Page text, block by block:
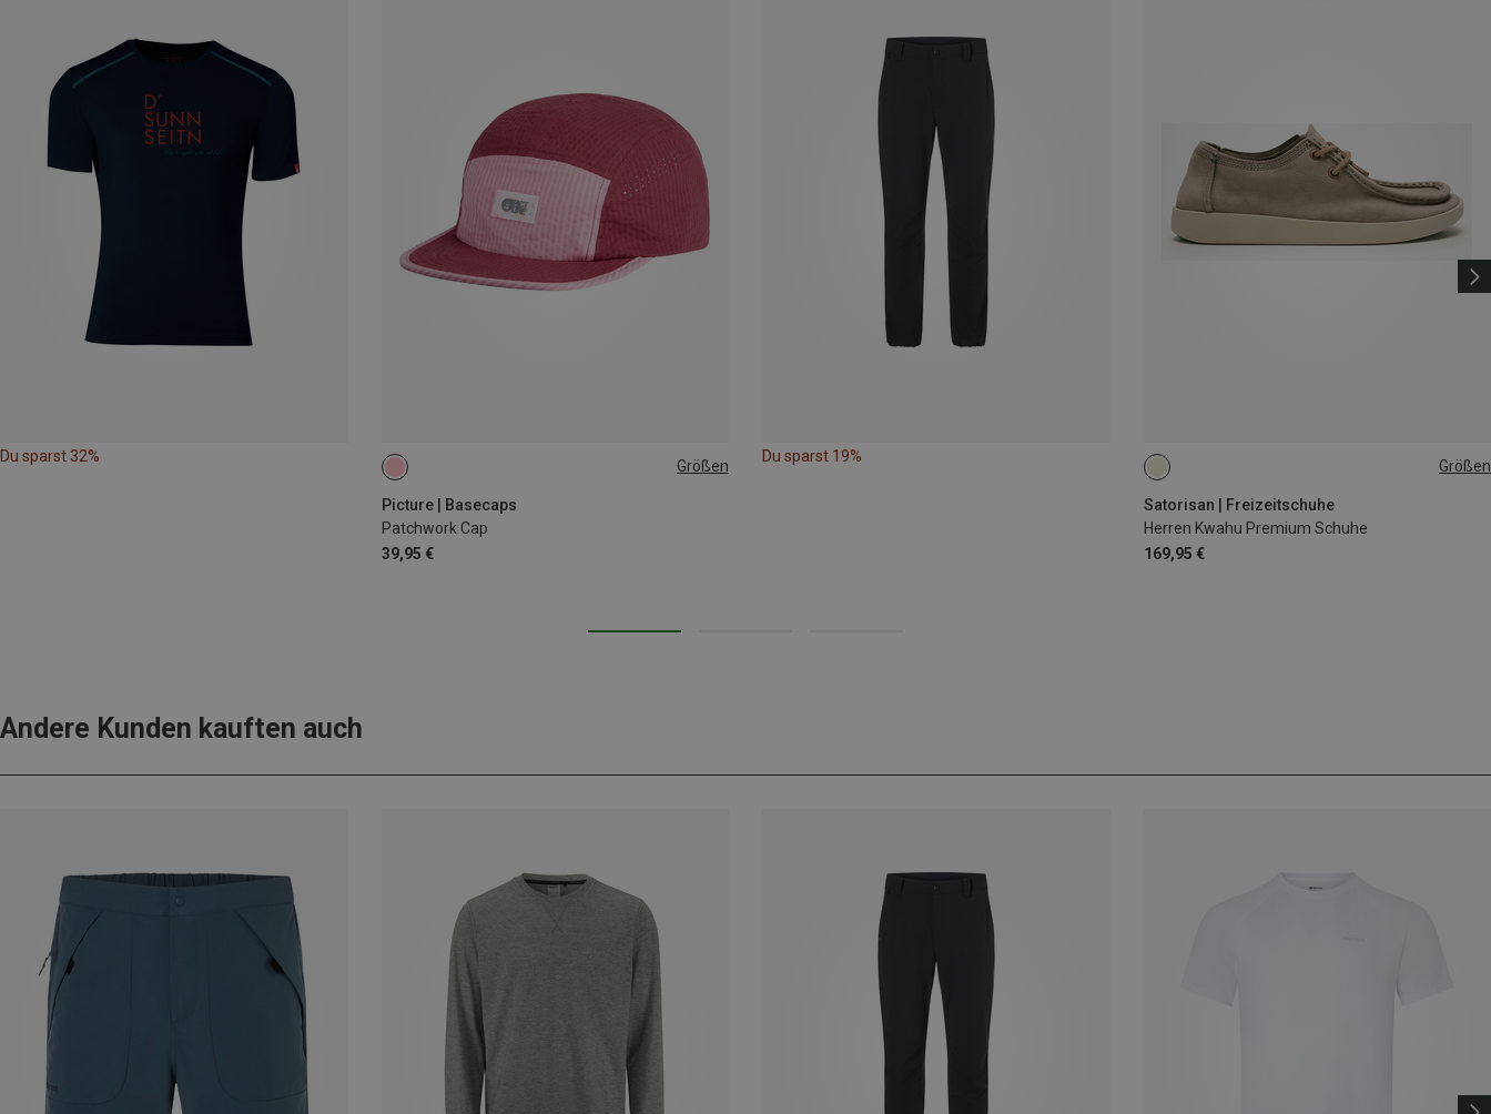
Du sparst 32%
Größen
Picture | Basecaps
Patchwork Cap
39,95 €
ONE SIZE
Du sparst 19%
Größen
Satorisan | Freizeitschuhe
Herren Kwahu Premium Schuhe
169,95 €
42
Andere Kunden kauften auch